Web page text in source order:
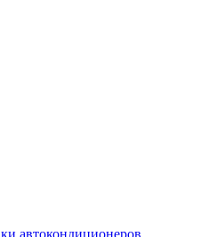
автокондиционеров